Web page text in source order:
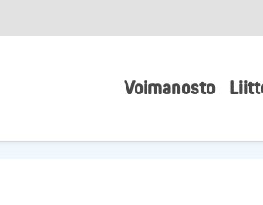
Voimanosto